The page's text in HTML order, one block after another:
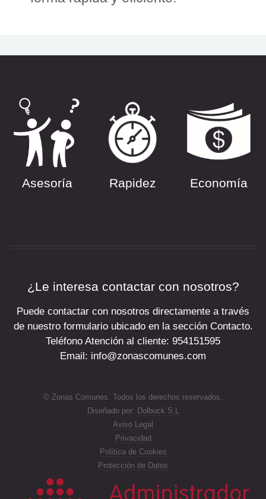
Asesoría Rapidez Economía
¿Le interesa contactar con nosotros?
Puede contactar con nosotros directamente a través
de nuestro formulario ubicado en la sección Contacto.
Teléfono Atención al cliente: 954151595
Email: info@zonascomunes.com
© Zonas Comunes. Todos los derechos reservados.
Diseñado por: Dolbuck S.L
Aviso Legal
Privacidad
Política de Cookies
Protección de Datos